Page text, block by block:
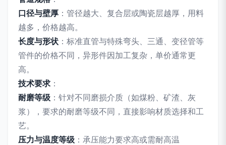
口径与壁厚 ：管径越大、复合层或陶瓷层越厚，用料
越多，价格越高。
长度与形状 ：标准直管与特殊弯头、三通、变径管等
管件的价格不同，异形件因加工复杂，单价通常更
高。
技术要求 ：
耐磨等级 ：针对不同磨损介质（如煤粉、矿渣、灰
浆），要求的耐磨等级不同，直接影响材质选择和工
艺。
压力与温度等级 ：承压能力要求高或需耐高温